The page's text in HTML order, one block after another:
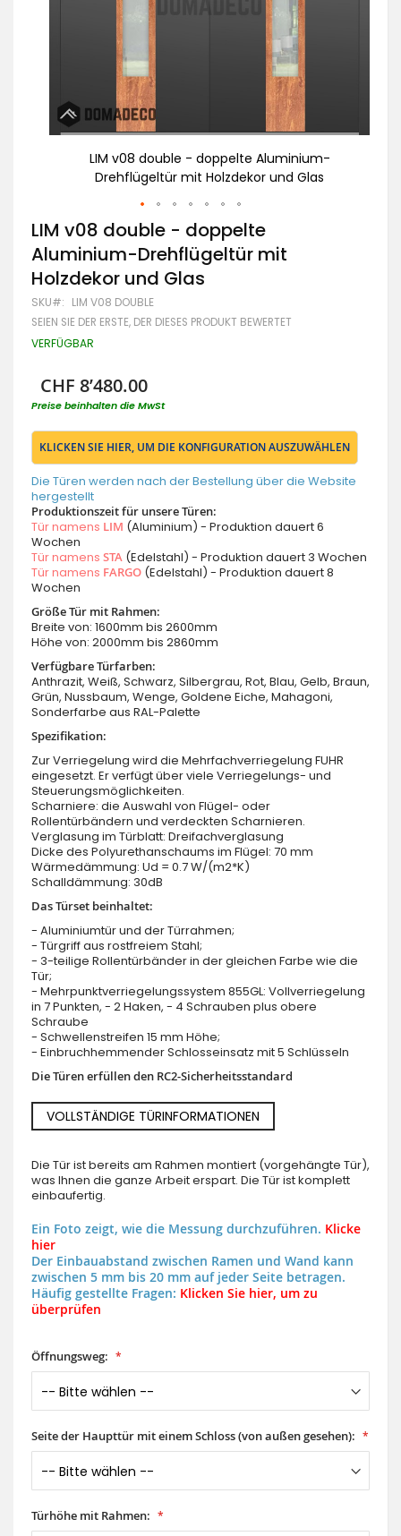
LIM v08 double - doppelte Aluminium-
Drehflügeltür mit Holzdekor und Glas
Zum
Anfang
der
Bildgalerie
springen
LIM v08 double - doppelte
Aluminium-Drehflügeltür mit
Holzdekor und Glas
SKU LIM V08 DOUBLE
SEIEN SIE DER ERSTE, DER DIESES PRODUKT BEWERTET
VERFÜGBAR
CHF 8’480.00
Preise beinhalten die MwSt
KLICKEN SIE HIER, UM DIE KONFIGURATION AUSZUWÄHLEN
Die Türen werden nach der Bestellung über die Website
hergestellt
Produktionszeit für unsere Türen:
Tür namens LIM (Aluminium) - Produktion dauert 6
Wochen
Tür namens STA (Edelstahl) - Produktion dauert 3 Wochen
Tür namens FARGO (Edelstahl) - Produktion dauert 8
Wochen
Größe Tür mit Rahmen:
Breite von: 1600mm bis 2600mm
Höhe von: 2000mm bis 2860mm
Verfügbare Türfarben:
Anthrazit, Weiß, Schwarz, Silbergrau, Rot, Blau, Gelb, Braun,
Grün, Nussbaum, Wenge, Goldene Eiche, Mahagoni,
Sonderfarbe aus RAL-Palette
Spezifikation:
Zur Verriegelung wird die Mehrfachverriegelung FUHR
eingesetzt. Er verfügt über viele Verriegelungs- und
Steuerungsmöglichkeiten.
Scharniere: die Auswahl von Flügel- oder
Rollentürbändern und verdeckten Scharnieren.
Verglasung im Türblatt: Dreifachverglasung
Dicke des Polyurethanschaums im Flügel: 70 mm
Wärmedämmung: Ud = 0.7 W/(m2*K)
Schalldämmung: 30dB
Das Türset beinhaltet:
- Aluminiumtür und der Türrahmen;
- Türgriff aus rostfreiem Stahl;
- 3-teilige Rollentürbänder in der gleichen Farbe wie die
Tür;
- Mehrpunktverriegelungssystem 855GL: Vollverriegelung
in 7 Punkten, - 2 Haken, - 4 Schrauben plus obere
Schraube
- Schwellenstreifen 15 mm Höhe;
- Einbruchhemmender Schlosseinsatz mit 5 Schlüsseln
Die Türen erfüllen den RC2-Sicherheitsstandard
VOLLSTÄNDIGE TÜRINFORMATIONEN
Die Tür ist bereits am Rahmen montiert (vorgehängte Tür),
was Ihnen die ganze Arbeit erspart. Die Tür ist komplett
einbaufertig.
Ein Foto zeigt, wie die Messung durchzuführen. Klicke
hier
Der Einbauabstand zwischen Ramen und Wand kann
zwischen 5 mm bis 20 mm auf jeder Seite betragen.
Häufig gestellte Fragen: Klicken Sie hier, um zu
überprüfen
Öffnungsweg:
Seite der Haupttür mit einem Schloss (von außen gesehen):
Türhöhe mit Rahmen: